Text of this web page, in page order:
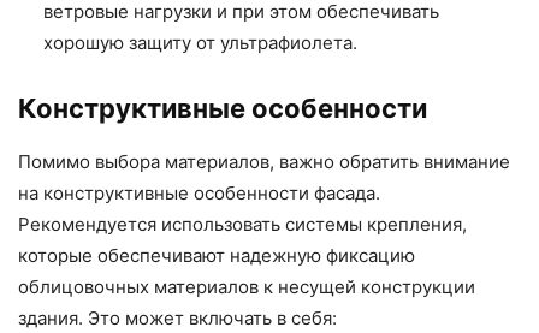
ветровые нагрузки и при этом обеспечивать
хорошую защиту от ультрафиолета.
Конструктивные особенности
Помимо выбора материалов, важно обратить внимание
на конструктивные особенности фасада.
Рекомендуется использовать системы крепления,
которые обеспечивают надежную фиксацию
облицовочных материалов к несущей конструкции
здания. Это может включать в себя: